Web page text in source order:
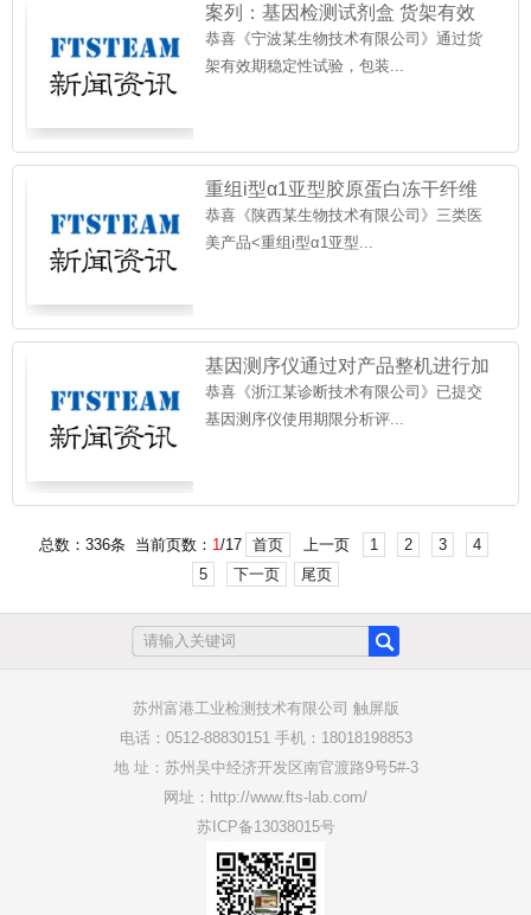
案列：基因检测试剂盒 货架有效
期稳定性，运输稳定性
恭喜《宁波某生物技术有限公司》通过货
架有效期稳定性试验，包装...
重组i型α1亚型胶原蛋白冻干纤维
货架有效期验证
恭喜《陕西某生物技术有限公司》三类医
美产品<重组i型α1亚型...
基因测序仪通过对产品整机进行加
速老化试验，确定该产品有效期
恭喜《浙江某诊断技术有限公司》已提交
基因测序仪使用期限分析评...
总数：336条 当前页数： 1 /17 首页 上一页 1 2 3
4
5
下一页 尾页
苏州富港工业检测技术有限公司 触屏版
电话：0512-88830151 手机：18018198853
地 址：苏州吴中经济开发区南官渡路9号5#-3
网址：http://www.fts-lab.com/
苏ICP备13038015号